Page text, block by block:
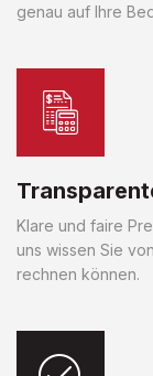
genau auf Ihre
Klare und faire
uns wissen Sie
rechnen können.